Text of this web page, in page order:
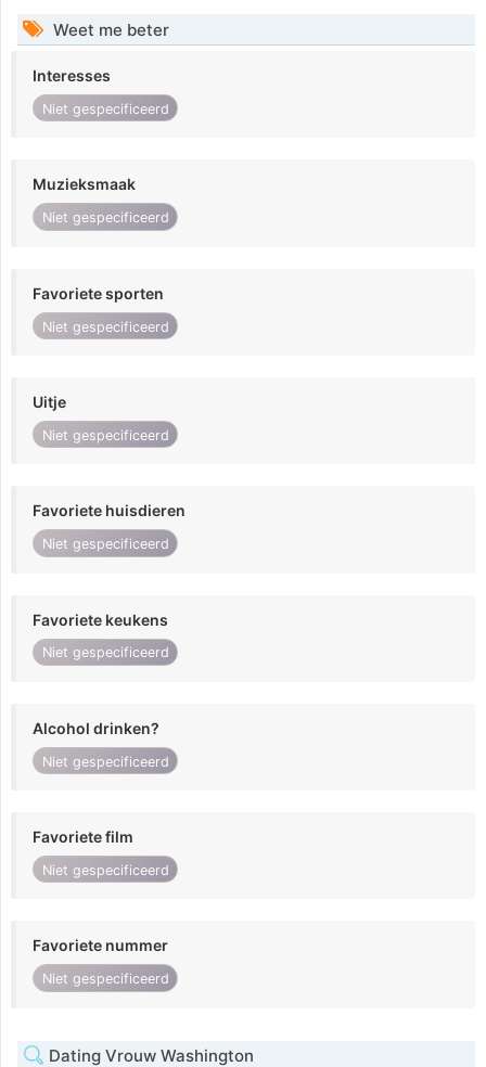
Weet me beter
Interesses
Niet gespecificeerd
Muzieksmaak
Niet gespecificeerd
Favoriete sporten
Niet gespecificeerd
Uitje
Niet gespecificeerd
Favoriete huisdieren
Niet gespecificeerd
Favoriete keukens
Niet gespecificeerd
Alcohol drinken?
Niet gespecificeerd
Favoriete film
Niet gespecificeerd
Favoriete nummer
Niet gespecificeerd
Dating Vrouw Washington